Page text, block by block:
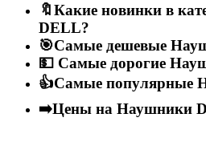
профессионального применения —
решения.
⏰ Мы доставляем быстро и
включая Кишинёв, Бельцы,
города и сёла. Мы заботимся о
доставлен в наилучшем виде, с
полной документацией. Вы можете
🔖Какие новинки в
DELL?
🎯Самые дешевые
💵 Самые дорогие
👍Самые популярные
➡️Цены на Наушники